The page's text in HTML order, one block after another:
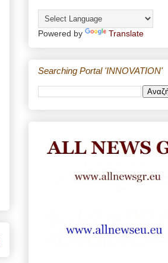
Powered by Translate
Searching Portal 'INNOVATION'